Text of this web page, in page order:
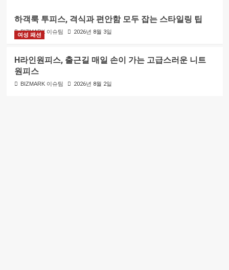
하객룩 투피스, 격식과 편안함 모두 잡는 스타일링 팁
BIZMARK 이슈팀 2026년 8월 3일
여성 패션
H라인원피스, 출근길 매일 손이 가는 고급스러운 니트
원피스
BIZMARK 이슈팀 2026년 8월 2일